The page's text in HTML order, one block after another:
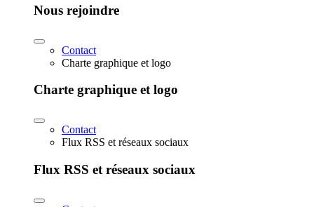
Nous rejoindre
Contact
Charte graphique et logo
Charte graphique et logo
Contact
Flux RSS et réseaux sociaux
Flux RSS et réseaux sociaux